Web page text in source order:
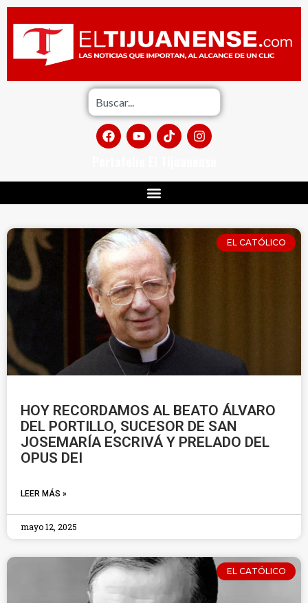
EL CATÓLICO
HOY RECORDAMOS AL BEATO ÁLVARO
DEL PORTILLO, SUCESOR DE SAN
JOSEMARÍA ESCRIVÁ Y PRELADO DEL
OPUS DEI
LEER MÁS »
mayo 12, 2025
EL CATÓLICO